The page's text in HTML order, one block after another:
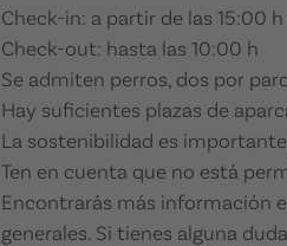
Check-in: a partir de las 15:00 h
Check-out: hasta las 10:00 h
Se admiten perros, dos por
Hay suficientes plazas de
La sostenibilidad es importante
Ten en cuenta que no está
Encontrarás más información
generales. Si tienes alguna